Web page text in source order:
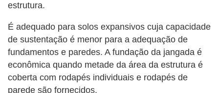
estrutura.
É adequado para solos expansivos cuja capacidade
de sustentação é menor para a adequação de
fundamentos e paredes. A fundação da jangada é
econômica quando metade da área da estrutura é
coberta com rodapés individuais e rodapés de
parede são fornecidos.